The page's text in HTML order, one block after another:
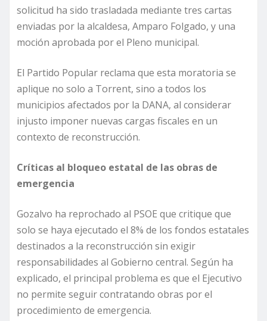
solicitud ha sido trasladada mediante tres cartas
enviadas por la alcaldesa, Amparo Folgado, y una
moción aprobada por el Pleno municipal.
El Partido Popular reclama que esta moratoria se
aplique no solo a Torrent, sino a todos los
municipios afectados por la DANA, al considerar
injusto imponer nuevas cargas fiscales en un
contexto de reconstrucción.
Críticas al bloqueo estatal de las obras de
emergencia
Gozalvo ha reprochado al PSOE que critique que
solo se haya ejecutado el 8% de los fondos estatales
destinados a la reconstrucción sin exigir
responsabilidades al Gobierno central. Según ha
explicado, el principal problema es que el Ejecutivo
no permite seguir contratando obras por el
procedimiento de emergencia.